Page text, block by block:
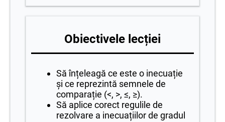
Obiectivele lecției
Să înțeleagă ce este o inecuație
și ce reprezintă semnele de
comparație (<, >, ≤, ≥).
Să aplice corect regulile de
rezolvare a inecuațiilor de gradul